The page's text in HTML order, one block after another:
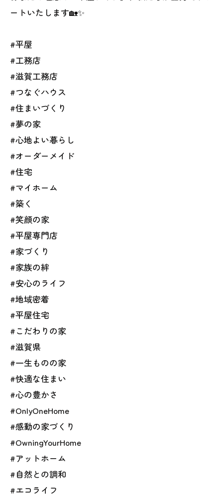
ートいたします🏡✨
#平屋
#工務店
#滋賀工務店
#つなぐハウス
#住まいづくり
#夢の家
#心地よい暮らし
#オーダーメイド
#住宅
#マイホーム
#築く
#笑顔の家
#平屋専門店
#家づくり
#家族の絆
#安心のライフ
#地域密着
#平屋住宅
#こだわりの家
#滋賀県
#一生ものの家
#快適な住まい
#心の豊かさ
#OnlyOneHome
#感動の家づくり
#OwningYourHome
#アットホーム
#自然との調和
#エコライフ